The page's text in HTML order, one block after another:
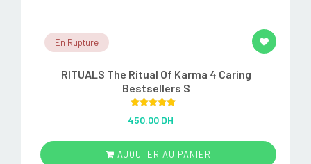
En Rupture
RITUALS The Ritual Of Karma 4 Caring
Bestsellers S
out of 5
450.00 DH
AJOUTER AU PANIER